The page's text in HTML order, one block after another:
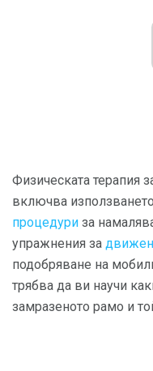
Физическата терапия
включва
процедури за
упражнения за
подобряване на
трябва да ви научи
замразеното рамо и